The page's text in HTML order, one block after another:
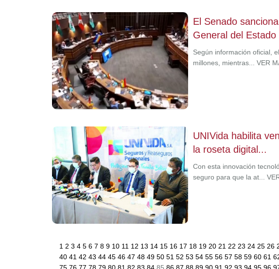
El Senado
General del Estado
Según información oficial,
millones, mientras... VER
UNIVida habilita
la roseta digital...
Con esta innovación
seguro para que la at...
1 2 3 4 5 6 7 8 9 10 11 12 13 14 15 16 17 18 19 20 21 22 23 24 25 26
40 41 42 43 44 45 46 47 48 49 50 51 52 53 54 55 56 57 58 59 60 61